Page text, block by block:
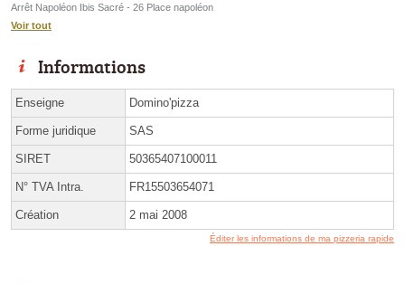
Arrêt Napoléon Ibis Sacré - 26 Place napoléon
Voir tout
Informations
Enseigne Domino'pizza
Forme juridique SAS
SIRET 50365407100011
N° TVA Intra. FR15503654071
Création 2 mai 2008
Éditer les informations de ma pizzeria rapide